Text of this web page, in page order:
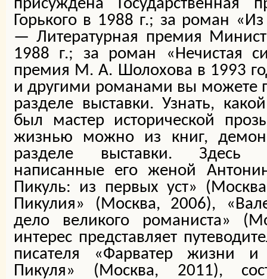
присуждена
Горького в 1988 г.; за роман
— Литературная премия
1988 г.; за роман «Нечистая
премия М. А. Шолохова в 1993
и другими романами вы можете
разделе выставки. Узнать,
был мастер исторической
жизнью можно из книг,
разделе выставки. Здесь
написанные его женой
Пикуль: из первых уст»
Пикулия» (Москва, 2006),
дело великого романиста»
интерес представляет
писателя «Фарватер жизни и
Пикуля» (Москва, 2011),